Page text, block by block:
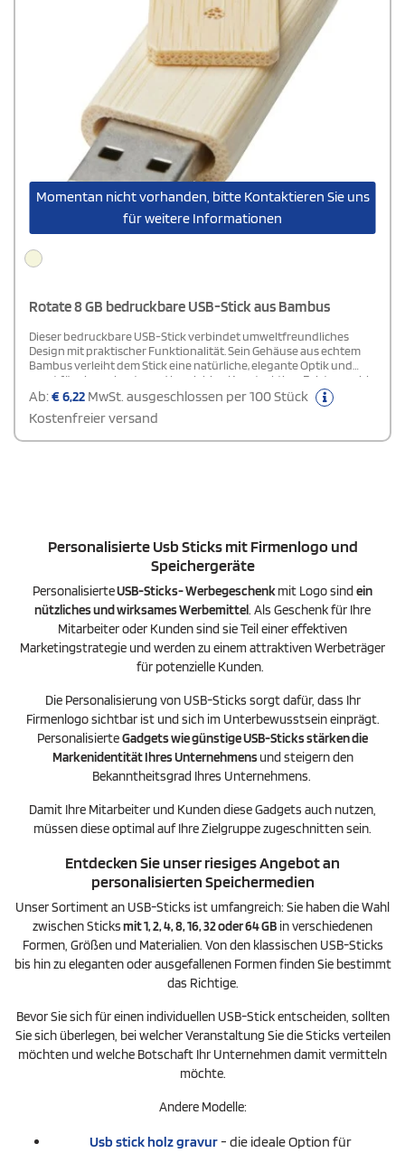
Momentan nicht vorhanden, bitte Kontaktieren Sie uns
für weitere Informationen
Rotate 8 GB bedruckbare USB-Stick aus Bambus
Dieser bedruckbare USB-Stick verbindet umweltfreundliches
Design mit praktischer Funktionalität. Sein Gehäuse aus echtem
Bambus verleiht dem Stick eine natürliche, elegante Optik und
sorgt für eine robuste und langlebige Konstruktion. Er ist sowohl
mit PCs als auch mit MacBooks kompatibel und nutzt die USB 2.0-
Technologie, um Daten effizient zu übertragen. Mit einer
Schreibgeschwindigkeit von 3 MB/s und einer
Lesegeschwindigkeit von 10 MB/s bietet dieser Stick zuverlässige
Ab:€6,22 MwSt. ausgeschlossen per 100 Stück
Kostenfreier versand
Personalisierte Usb Sticks mit Firmenlogo und
Speichergeräte
PersonalisierteUSB-Sticks- Werbegeschenkmit Logo sind ein
nützliches und wirksames Werbemittel. Als Geschenk für Ihre
Mitarbeiter oder Kunden sind sie Teil einer effektiven
Marketingstrategie und werden zu einem attraktiven Werbeträger
für potenzielle Kunden.
Die Personalisierung von USB-Sticks sorgt dafür, dass Ihr
Firmenlogo sichtbar ist und sich im Unterbewusstsein einprägt.
PersonalisierteGadgets wie günstige USB-Sticks stärken die
Markenidentität Ihres Unternehmensund steigern den
Bekanntheitsgrad Ihres Unternehmens.
Damit Ihre Mitarbeiter und Kunden diese Gadgets auch nutzen,
müssen diese optimal auf Ihre Zielgruppe zugeschnitten sein.
Entdecken Sie unser riesiges Angebot an
personalisierten Speichermedien
Unser Sortiment an USB-Sticks ist umfangreich: Sie haben die Wahl
zwischen Sticksmit 1, 2, 4, 8, 16, 32 oder 64 GB in verschiedenen
Formen, Größen und Materialien. Von den klassischen USB-Sticks
bis hin zu eleganten oder ausgefallenen Formen finden Sie bestimmt
das Richtige.
Bevor Sie sich für einen individuellen USB-Stick entscheiden, sollten
Sie sich überlegen, bei welcher Veranstaltung Sie die Sticks verteilen
möchten und welche Botschaft Ihr Unternehmen damit vermitteln
möchte.
Andere Modelle:
Usb stick holz gravur- die ideale Option für